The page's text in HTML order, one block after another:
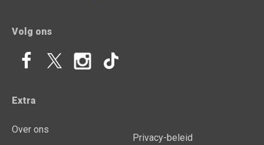
Volg ons
Extra
Over ons
Privacy-beleid